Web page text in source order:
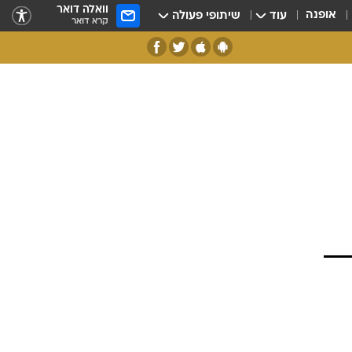
אופנה עוד שיתופי פעולה וואלה דואר
קרא דואר